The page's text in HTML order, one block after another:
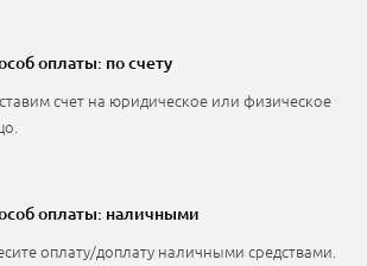
оплаты: по счету
счет на юридическое или физическое
оплаты: наличными
оплату/доплату наличными средствами.